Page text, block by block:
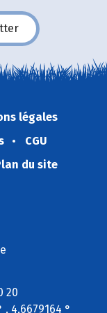
légales
CGU
du site
20
, 4,6679164 °